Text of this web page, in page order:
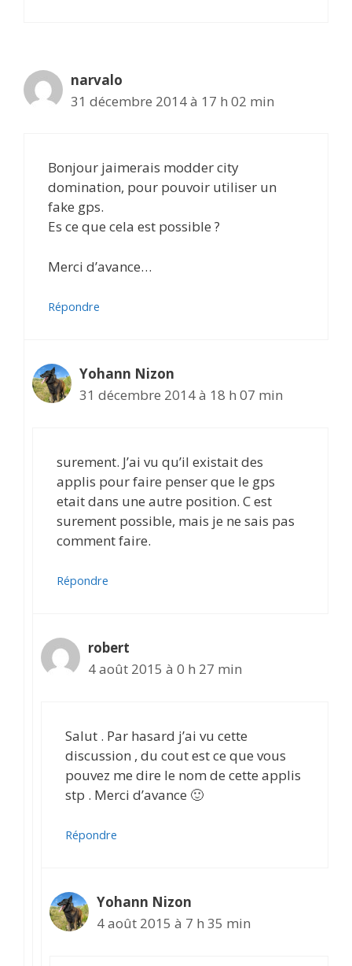
narvalo
31 décembre 2014 à 17 h 02 min
Bonjour jaimerais modder city
domination, pour pouvoir utiliser un
fake gps.
Es ce que cela est possible ?
Merci d’avance…
Répondre
Yohann Nizon
31 décembre 2014 à 18 h 07 min
surement. J’ai vu qu’il existait des
applis pour faire penser que le gps
etait dans une autre position. C est
surement possible, mais je ne sais pas
comment faire.
Répondre
robert
4 août 2015 à 0 h 27 min
Salut . Par hasard j’ai vu cette
discussion , du cout est ce que vous
pouvez me dire le nom de cette applis
stp . Merci d’avance 🙂
Répondre
Yohann Nizon
4 août 2015 à 7 h 35 min